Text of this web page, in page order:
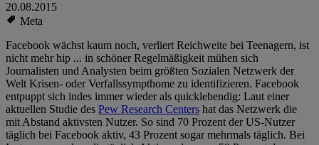
20.08.2015
Meta
Facebook wächst kaum noch, verliert Reichweite bei Teenagern, ist
nicht mehr hip ... in schöner Regelmäßigkeit mühen sich
Journalisten und Analysten beim größten Sozialen Netzwerk der
Welt Krisen- oder Verfallssympthome zu identifizieren. Facebook
entpuppt sich indes immer wieder als quicklebendig: Laut einer
aktuellen Studie des Pew Research Centers hat das Netzwerk die
mit Abstand aktivsten Nutzer. So sind 70 Prozent der US-Nutzer
täglich bei Facebook aktiv, 43 Prozent sogar mehrmals täglich. Bei